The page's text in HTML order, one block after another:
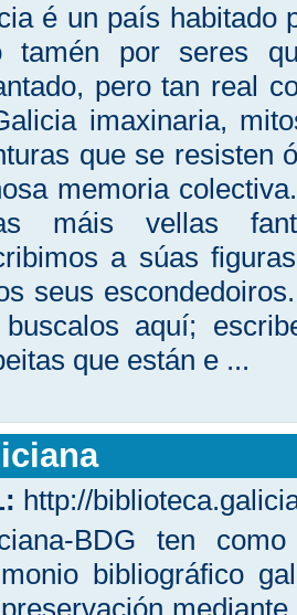
é un país habitado
tamén por seres
pero tan real
imaxinaria,
que se resisten
memoria
máis vellas
a súas
seus
buscalos aquí;
que están e ...
http://
BDG ten
bibliográfico